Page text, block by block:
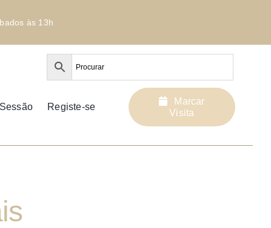
às 13h
Registe-se
Marcar
Visita